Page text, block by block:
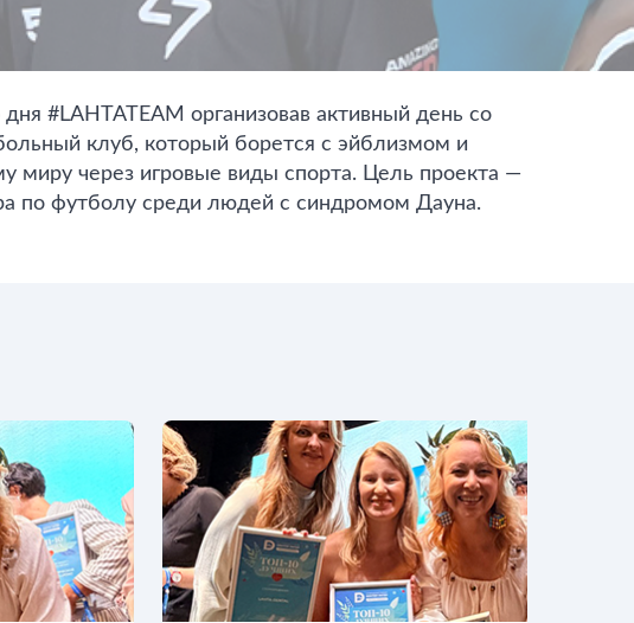
#LAHTATEAM организовав активный день со
клуб, который борется с эйблизмом и
миру через игровые виды спорта. Цель проекта —
по футболу среди людей с синдромом Дауна.